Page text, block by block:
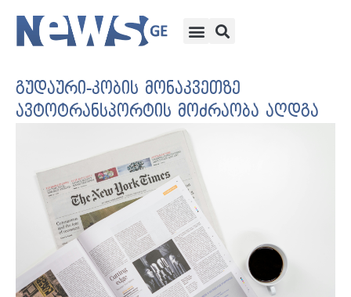
გუდაური-კობის მონაკვეთზე
ავტოტრანსპორტის მოძრაობა აღდგა